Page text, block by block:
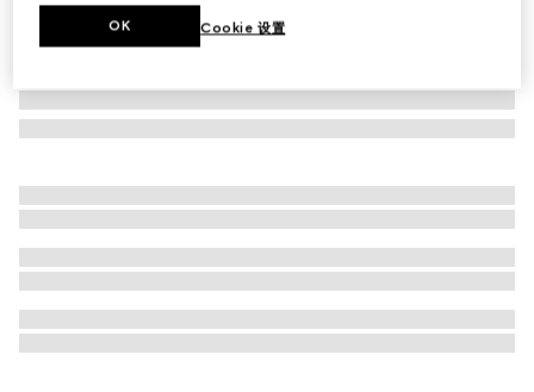
Cookie 设置
OK